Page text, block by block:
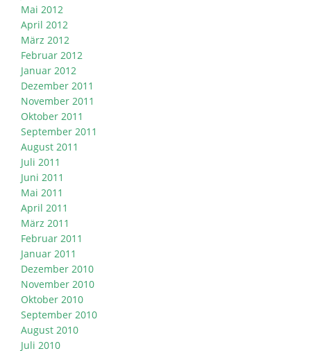
Mai 2012
April 2012
März 2012
Februar 2012
Januar 2012
Dezember 2011
November 2011
Oktober 2011
September 2011
August 2011
Juli 2011
Juni 2011
Mai 2011
April 2011
März 2011
Februar 2011
Januar 2011
Dezember 2010
November 2010
Oktober 2010
September 2010
August 2010
Juli 2010